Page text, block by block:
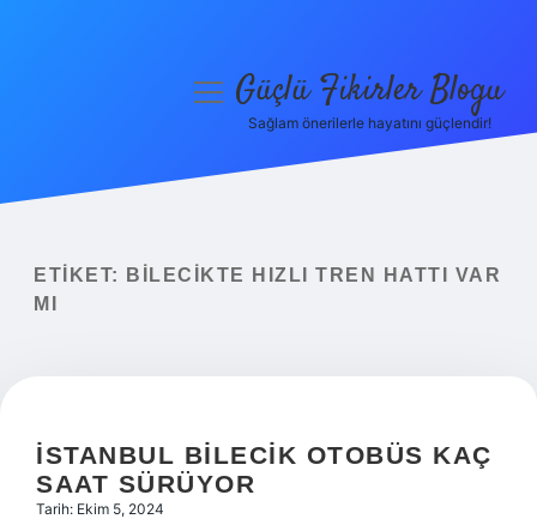
Yasal Uyarı
menüyüGüçlü Fikirler Blogu
Sağlam önerilerle hayatını güçlendir!
ETIKET:
BILECIKTE HIZLI TREN HATTI VAR
MI
İSTANBUL BILECIK OTOBÜS KAÇ
SAAT SÜRÜYOR
Tarih: Ekim 5, 2024